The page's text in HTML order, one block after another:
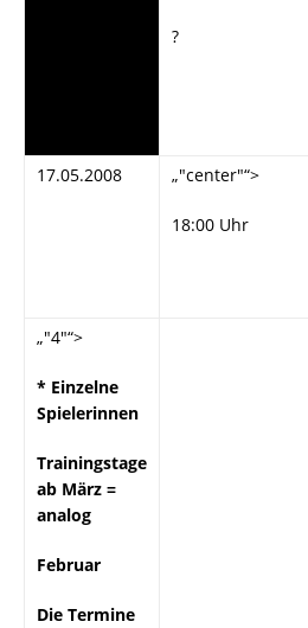
?
17.05.2008 „"center"“>
18:00 Uhr
„"4"“>
* Einzelne
Spielerinnen
Trainingstage
ab März =
analog
Februar
Die Termine